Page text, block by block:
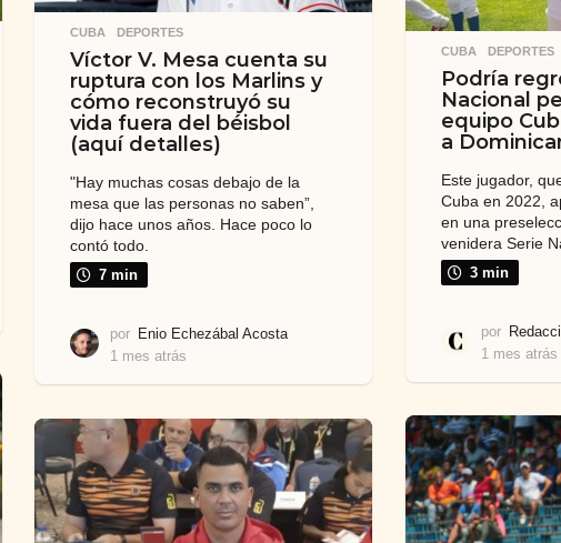
CUBA ,DEPORTES
Víctor V. Mesa cuenta su
ruptura con los Marlins y
cómo reconstruyó su
vida fuera del béisbol
(aquí detalles)
"Hay muchas cosas debajo de la
mesa que las personas no saben”,
dijo hace unos años. Hace poco lo
contó todo.
7 min
por Enio Echezábal Acosta
1 mes atrás
s
a
t
á
s
CUBA ,DEPORTES
Podría
Nacional
equipo
a
Este jugador,
Cuba en 2022,
en una
venidera Serie
3 min
por
1 mes atrás
t
r